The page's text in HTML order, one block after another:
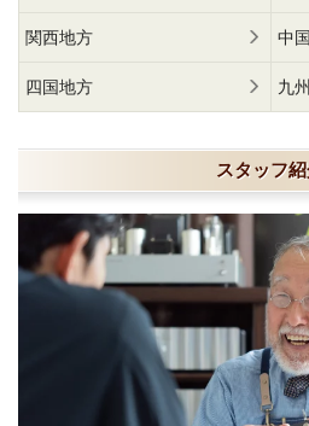
関西地方 中
四国地方 九
スタッフ